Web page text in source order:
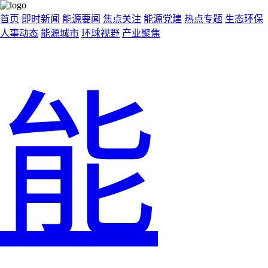
首页 即时新闻 能源要闻 焦点关注 能源党建 热点专题 生态环保
人事动态 能源城市 环球视野 产业聚焦
能